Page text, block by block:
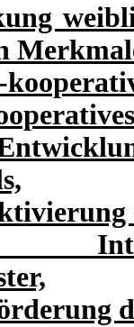
der